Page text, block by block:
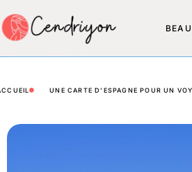
UNE CARTE D’ESPAGNE POUR UN